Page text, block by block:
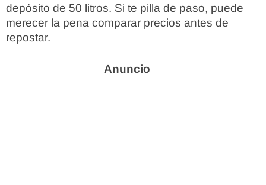
depósito de 50 litros. Si te pilla de paso, puede
merecer la pena comparar precios antes de
repostar.